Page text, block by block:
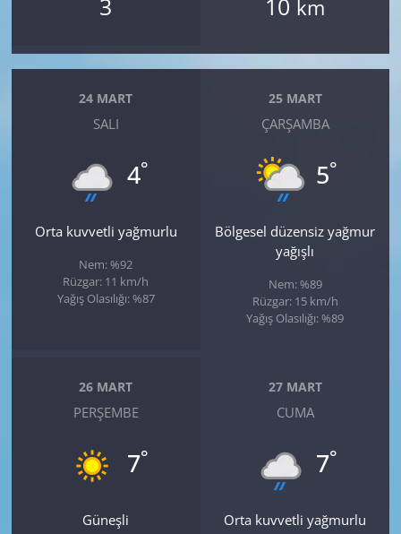
3 10 km
24 MART
SALI
4°
Orta kuvvetli yağmurlu
Nem: %92
Rüzgar: 11 km/h
Yağış Olasılığı: %87
25 MART
ÇARŞAMBA
5°
Bölgesel düzensiz yağmur
yağışlı
Nem: %89
Rüzgar: 15 km/h
Yağış Olasılığı: %89
26 MART
PERŞEMBE
7°
Güneşli
27 MART
CUMA
7°
Orta kuvvetli yağmurlu